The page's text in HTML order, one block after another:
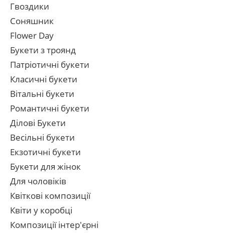
Гвоздики
Соняшник
Flower Day
Букети з троянд
Патріотичні букети
Класичні букети
Вітальні букети
Романтичні букети
Ділові Букети
Весільні букети
Екзотичні букети
Букети для жінок
Для чоловіків
Квіткові композиції
Квіти у коробці
Композиції інтер'єрні